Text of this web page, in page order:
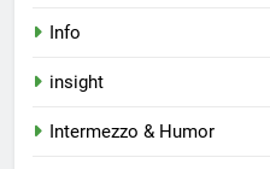
Info
insight
Intermezzo & Humor